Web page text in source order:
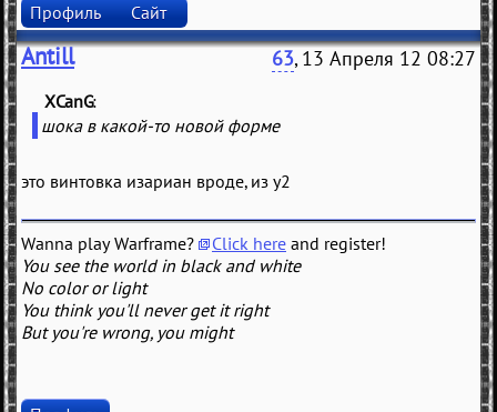
Профиль Сайт
Antill 63, 13 Апреля 12 08:27
XCanG
шока в какой-то новой форме
это винтовка изариан вроде, из у2
Wanna play Warframe? Click here and register!
You see the world in black and white
No color or light
You think you'll never get it right
But you're wrong, you might